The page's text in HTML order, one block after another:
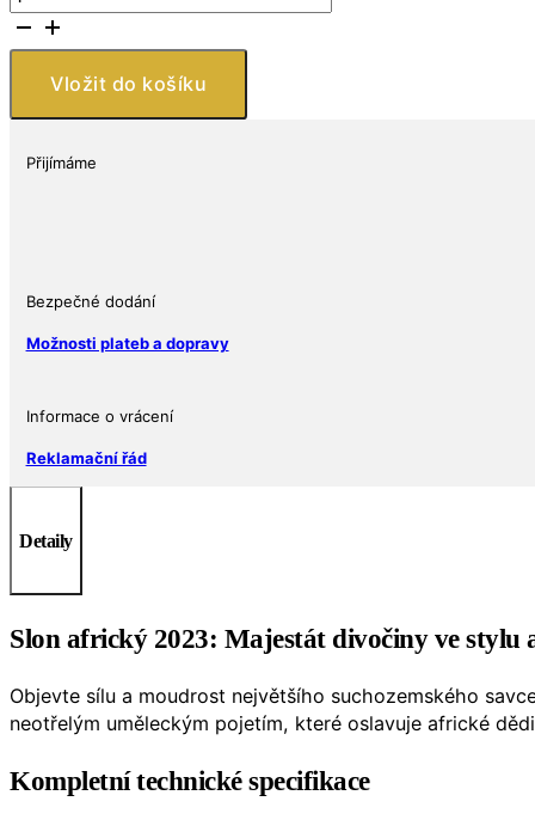
mince
Slon
Big
Five
999
Mint
Vložit do košíku
Přijímáme
Bezpečné dodání
Možnosti plateb a dopravy
Informace o vrácení
Reklamační řád
Detaily
Slon africký 2023: Majestát divočiny ve stylu
Objevte sílu a moudrost největšího suchozemského
neotřelým uměleckým pojetím, které oslavuje africké
Kompletní technické specifikace